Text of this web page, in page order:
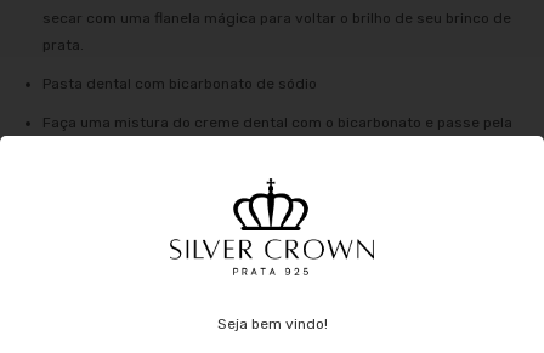
secar com uma flanela mágica para voltar o brilho de seu brinco de
prata.
Pasta dental com bicarbonato de sódio
Faça uma mistura do creme dental com o bicarbonato e passe pela
Deixe agir por 5 minutos e enxágue com água corrente e o lave com
um detergente neutro, por fim secar com uma flanela mágica, desta
forma irá voltar o brilho da prata.
O que se evitar no dia a dia com a prata:
Seja bem vindo!